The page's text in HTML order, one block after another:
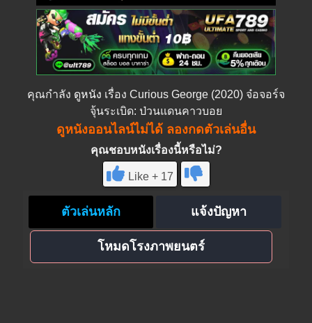
คุณกำลัง ดูหนัง เรื่อง Curious George (2020) จ๋อจอร์จ
จุ้นระเบิด: ป่วนแดนคาวบอย
ดูหนังออนไลน์ไม่ได้ ลองกดตัวเล่นอื่น
คุณชอบหนังเรื่องนี้หรือไม่?
Like + 17
ตัวเล่นหลัก แจ้งปัญหา
โหมดโรงภาพยนตร์